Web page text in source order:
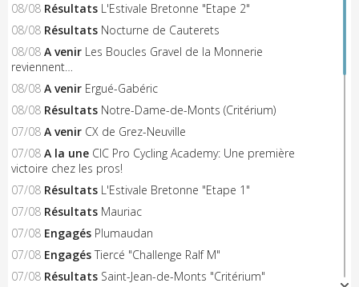
08/08 Résultats L'Estivale Bretonne "Etape 2"
08/08 Résultats Nocturne de Cauterets
08/08 A venir Les Boucles Gravel de la Monnerie
reviennent…
08/08 A venir Ergué-Gabéric
08/08 Résultats Notre-Dame-de-Monts (Critérium)
07/08 A venir CX de Grez-Neuville
07/08 A la une CIC Pro Cycling Academy: Une première
victoire chez les pros!
07/08 Résultats L'Estivale Bretonne "Etape 1"
07/08 Résultats Mauriac
07/08 Engagés Plumaudan
07/08 Engagés Tiercé "Challenge Ralf M"
07/08 Résultats Saint-Jean-de-Monts "Critérium"